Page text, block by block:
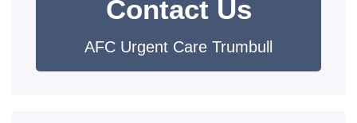
Contact Us
AFC Urgent Care Trumbull